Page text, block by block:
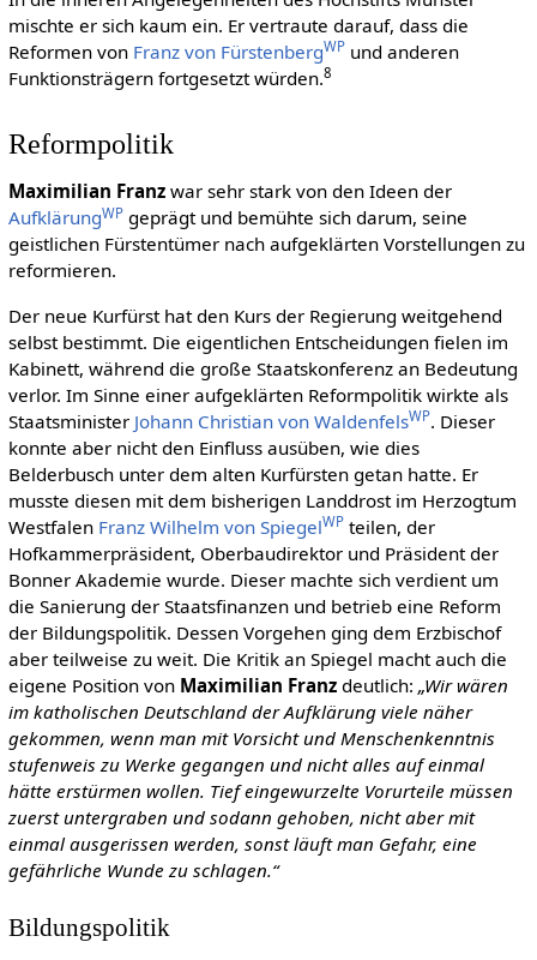
mischte er sich kaum ein. Er vertraute darauf, dass die
Reformen von Franz von FürstenbergWPund anderen
Funktionsträgern fortgesetzt würden.8
Reformpolitik
Maximilian Franzwar sehr stark von den Ideen der
AufklärungWPgeprägt und bemühte sich darum, seine
geistlichen Fürstentümer nach aufgeklärten Vorstellungen zu
reformieren.
Der neue Kurfürst hat den Kurs der Regierung weitgehend
selbst bestimmt. Die eigentlichen Entscheidungen fielen im
Kabinett, während die große Staatskonferenz an Bedeutung
verlor. Im Sinne einer aufgeklärten Reformpolitik wirkte als
Staatsminister Johann Christian von WaldenfelsWP. Dieser
konnte aber nicht den Einfluss ausüben, wie dies
Belderbusch unter dem alten Kurfürsten getan hatte. Er
musste diesen mit dem bisherigen Landdrost im Herzogtum
Westfalen Franz Wilhelm von SpiegelWPteilen, der
Hofkammerpräsident, Oberbaudirektor und Präsident der
Bonner Akademie wurde. Dieser machte sich verdient um
die Sanierung der Staatsfinanzen und betrieb eine Reform
der Bildungspolitik. Dessen Vorgehen ging dem Erzbischof
aber teilweise zu weit. Die Kritik an Spiegel macht auch die
eigene Position von Maximilian Franzdeutlich: „Wir wären
im katholischen Deutschland der Aufklärung viele näher
gekommen, wenn man mit Vorsicht und Menschenkenntnis
stufenweis zu Werke gegangen und nicht alles auf einmal
hätte erstürmen wollen. Tief eingewurzelte Vorurteile müssen
zuerst untergraben und sodann gehoben, nicht aber mit
einmal ausgerissen werden, sonst läuft man Gefahr, eine
gefährliche Wunde zu schlagen.“
Bildungspolitik